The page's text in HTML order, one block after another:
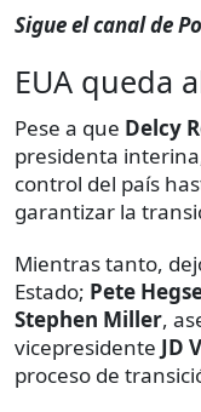
Sigue el canal de
EUA queda
Pese a que Delcy
presidenta
control del país
garantizar la
Mientras tanto,
Estado; Pete
Stephen Miller,
vicepresidente JD
proceso de